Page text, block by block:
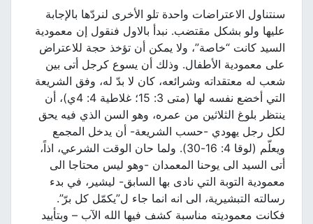
سنتناول الاعتراضات واحدة تلو الأخرى لنردّها بالإجابة
عليها ولو بشكل مقتضب. نبدأ بالاول فنقول إن معمودية
السيد كانت “خاصة”، ولا يمكن أن تؤخذ حجة للاعتراض
على معمودية الأطفال. وذلك أن يسوع كرجل أتى بين
شعب له معتقداته وشرائعه، كان لا بدّ له، وفق الشريعة
التي أخضع نفسه لها (متى 3: 15؛ غلاطية 4: 4ي)، أن
ينتظر بلوغ الثلاثين من عمره، وهو السن الذي فيه يحق
لكل رجل يهودي -حسب الشريعة- أن يدخل المجمع
ويعلّم (لوقا 4: 16-30). ولما حان الوقت الشرعي، اذاً،
أتى السيد الى يوحنا المعمدان -وهو ليس محتاجا الى
معمودية التوبة التي نادى بها السابق- ليشير، في بدء
رسالته التبشيرية، الى انه انما جاء ل”يكمّل كل برّ”.
فكانت معموديته مناسبة كشف فيها الله الآب – وبتأييد